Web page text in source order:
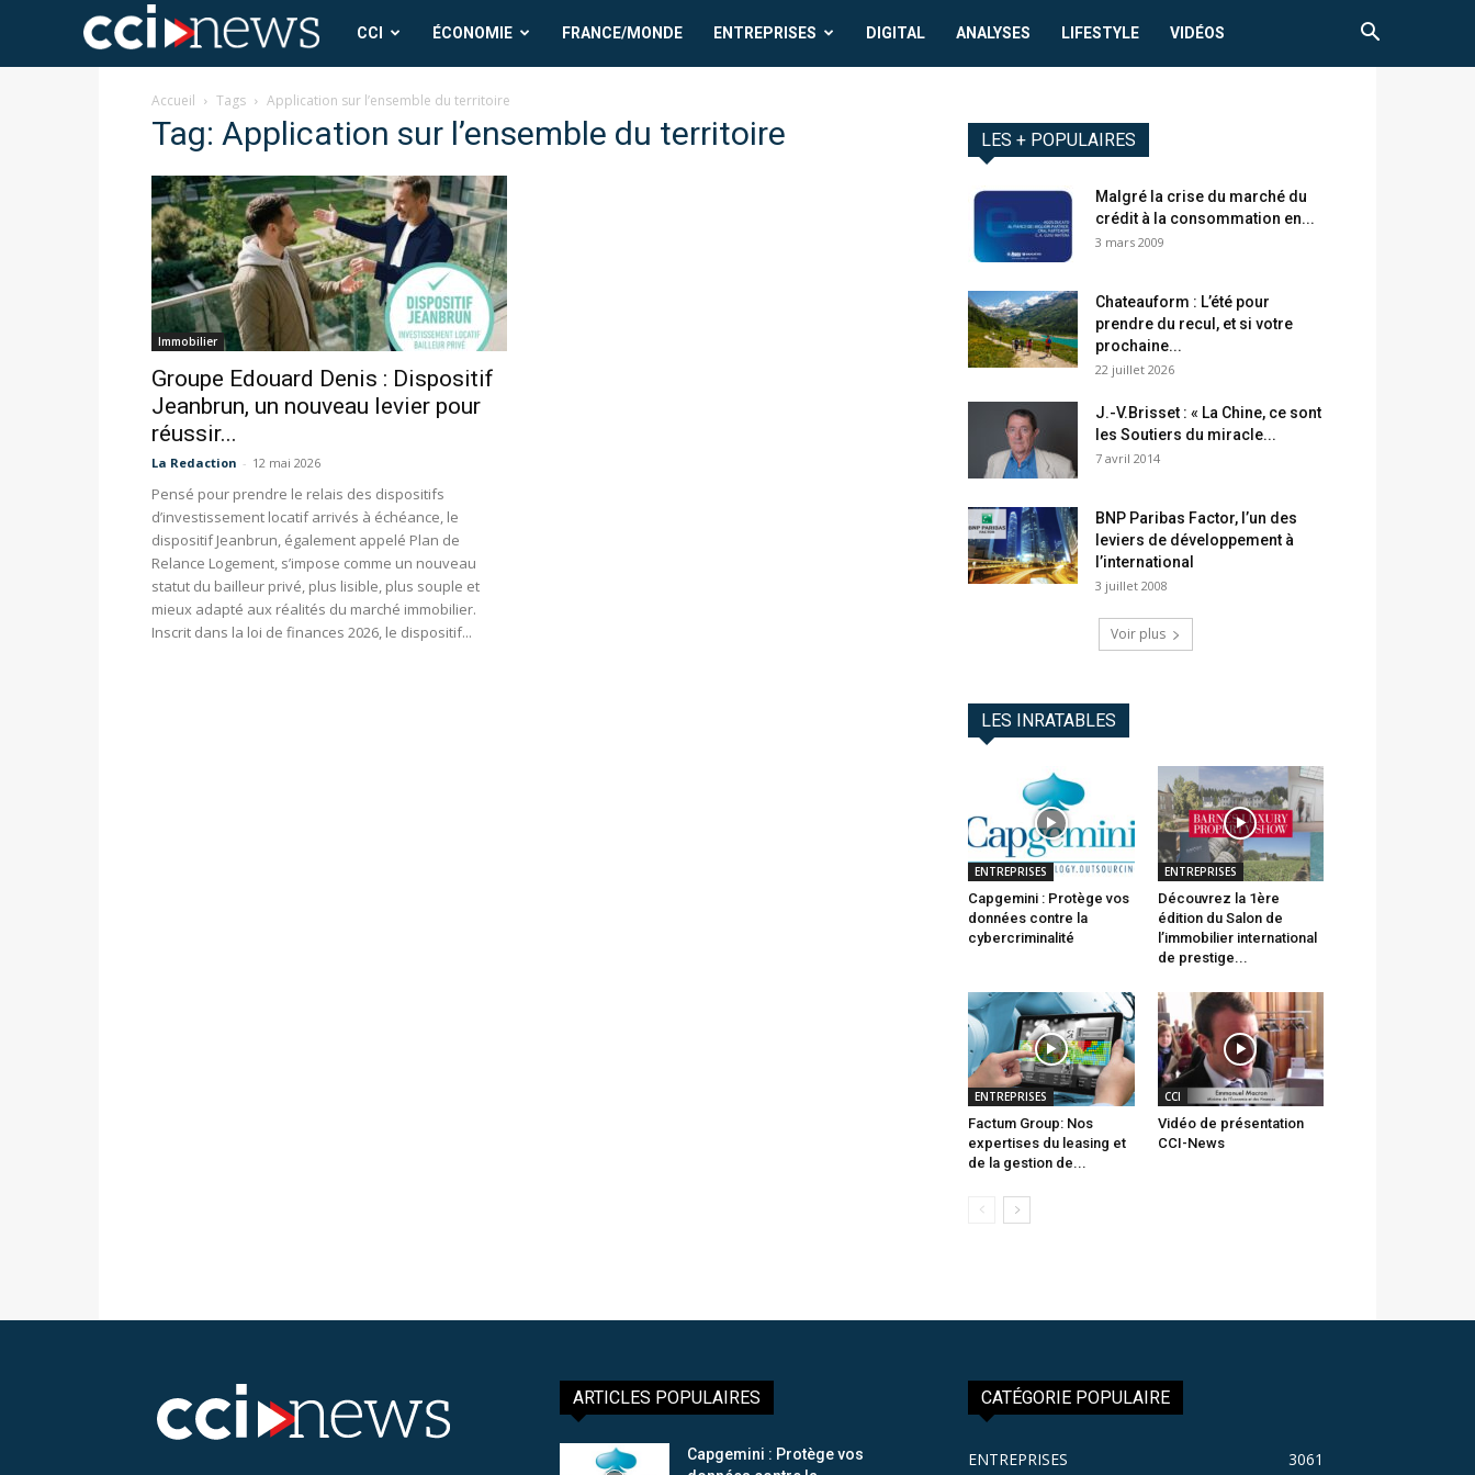
CCI
News
CCI ÉCONOMIE FRANCE/MONDE ENTREPRISES DIGITAL ANALYSES LIFESTYLE VIDÉOS
Accueil Tags Application sur l’ensemble du territoire
Tag: Application sur l’ensemble du territoire
Immobilier
Groupe Edouard Denis : Dispositif
Jeanbrun, un nouveau levier pour
réussir...
La Redaction - 12 mai 2026
Pensé pour prendre le relais des dispositifs
d’investissement locatif arrivés à échéance, le
dispositif Jeanbrun, également appelé Plan de
Relance Logement, s’impose comme un nouveau
statut du bailleur privé, plus lisible, plus souple et
mieux adapté aux réalités du marché immobilier.
Inscrit dans la loi de finances 2026, le dispositif...
LES + POPULAIRES
Malgré la crise du marché du
crédit à la consommation en...
3 mars 2009
Chateauform : L’été pour
prendre du recul, et si votre
prochaine...
22 juillet 2026
J.-V.Brisset : « La Chine, ce sont
les Soutiers du miracle...
7 avril 2014
BNP Paribas Factor, l’un des
leviers de développement à
l’international
3 juillet 2008
Voir plus
LES INRATABLES
ENTREPRISES
Capgemini : Protège vos
données contre la
cybercriminalité
ENTREPRISES
Découvrez la 1ère
édition du Salon de
l’immobilier international
de prestige...
ENTREPRISES
Factum Group: Nos
expertises du leasing et
de la gestion de...
CCI
Vidéo de présentation
CCI-News
ARTICLES POPULAIRES
Capgemini : Protège vos
CATÉGORIE POPULAIRE
ENTREPRISES 3061